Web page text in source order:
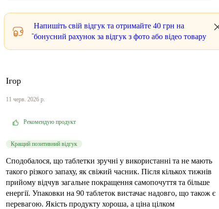
Напишіть свій відгук та отримайте 40 грн на
бонусний рахунок за відгук з фото або відео товару
Ігор
11 черв. 2026 р.
Рекомендую продукт
Кращий позитивний відгук
Сподобалося, що таблетки зручні у використанні та не мають
такого різкого запаху, як свіжий часник. Після кількох тижнів
прийому відчув загальне покращення самопочуття та більше
енергії. Упаковки на 90 таблеток вистачає надовго, що також є
перевагою. Якість продукту хороша, а ціна цілком